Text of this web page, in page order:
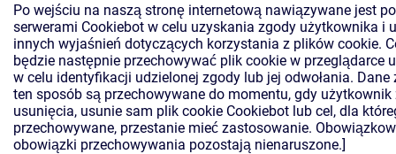
Po wejściu na naszą stronę internetową nawiązywane jest
serwerami Cookiebot w celu uzyskania zgody użytkownika i
innych wyjaśnień dotyczących korzystania z plików cookie.
będzie następnie przechowywać plik cookie w przeglądarce
w celu identyfikacji udzielonej zgody lub jej odwołania. Dane
ten sposób są przechowywane do momentu, gdy
usunięcia, usunie sam plik cookie Cookiebot lub cel, dla
przechowywane, przestanie mieć zastosowanie.
obowiązki przechowywania pozostają nienaruszone.]